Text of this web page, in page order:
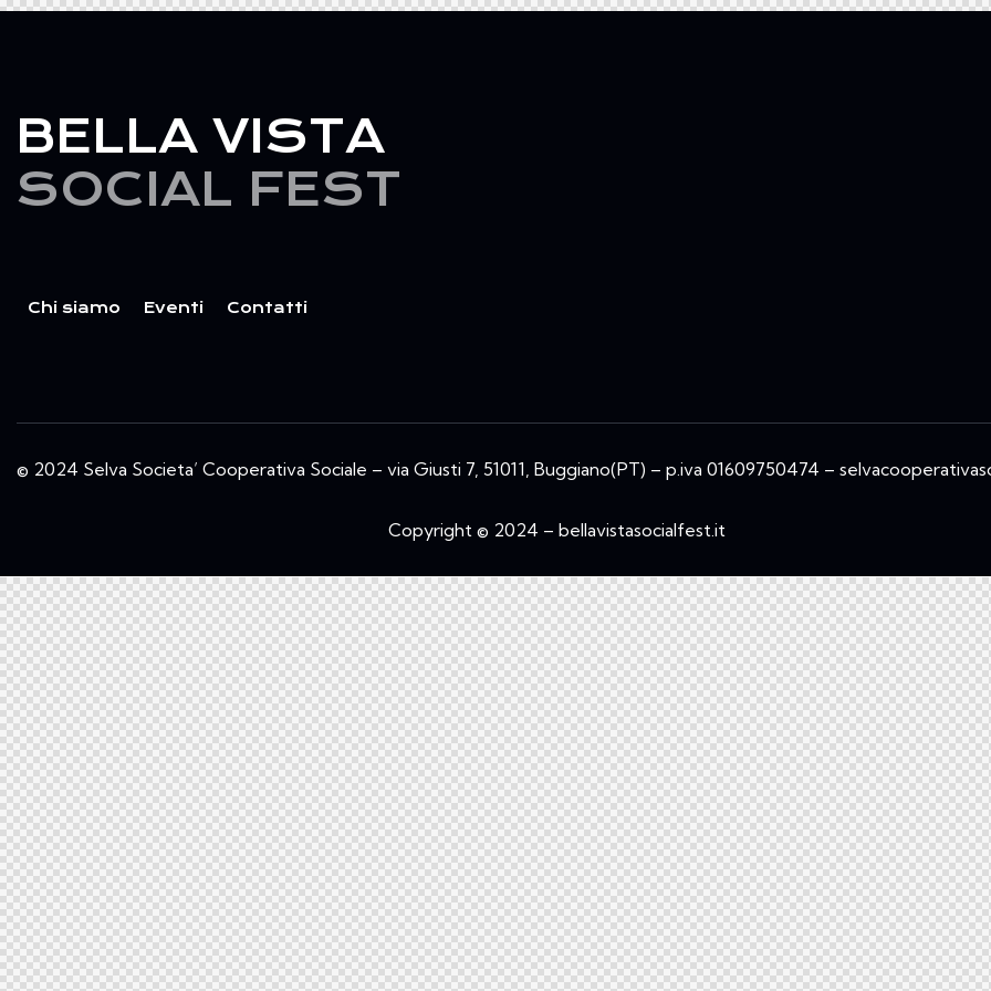
BELLA VISTA
SOCIAL FEST
Chi siamo Eventi Contatti
© 2024 Selva Societa’ Cooperativa Sociale – via Giusti 7, 51011, Buggiano(PT) – p.iva 01609750474 –
Copyright © 2024 – bellavistasocialfest.it